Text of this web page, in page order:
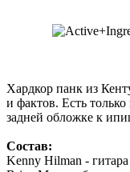
Хардкор панк из
и фактов. Есть
задней обложке к
Состав:
Kenny Hilman - гитара